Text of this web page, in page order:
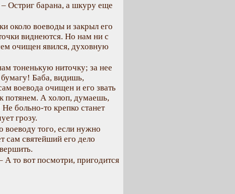
Остриг барана, а шкуру еще
около воеводы и закрыл его
виднеются. Но нам ни с
очищен явился, духовную
тоненькую ниточку; за нее
Баба, видишь,
воевода очищен и его звать
потянем. А холоп, думаешь,
Не больно-то крепко станет
грозу.
воеводу того, если нужно
сам святейший его дело
то вот посмотри, пригодится